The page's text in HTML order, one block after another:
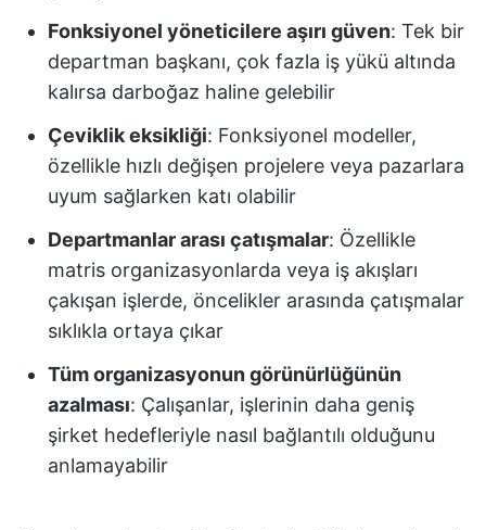
Fonksiyonel yöneticilere aşırı güven: Tek bir
departman başkanı, çok fazla iş yükü altında
kalırsa darboğaz haline gelebilir
Çeviklik eksikliği: Fonksiyonel modeller,
özellikle hızlı değişen projelere veya pazarlara
uyum sağlarken katı olabilir
Departmanlar arası çatışmalar: Özellikle
matris organizasyonlarda veya iş akışları
çakışan işlerde, öncelikler arasında çatışmalar
sıklıkla ortaya çıkar
Tüm organizasyonun görünürlüğünün
azalması: Çalışanlar, işlerinin daha geniş
şirket hedefleriyle nasıl bağlantılı olduğunu
anlamayabilir